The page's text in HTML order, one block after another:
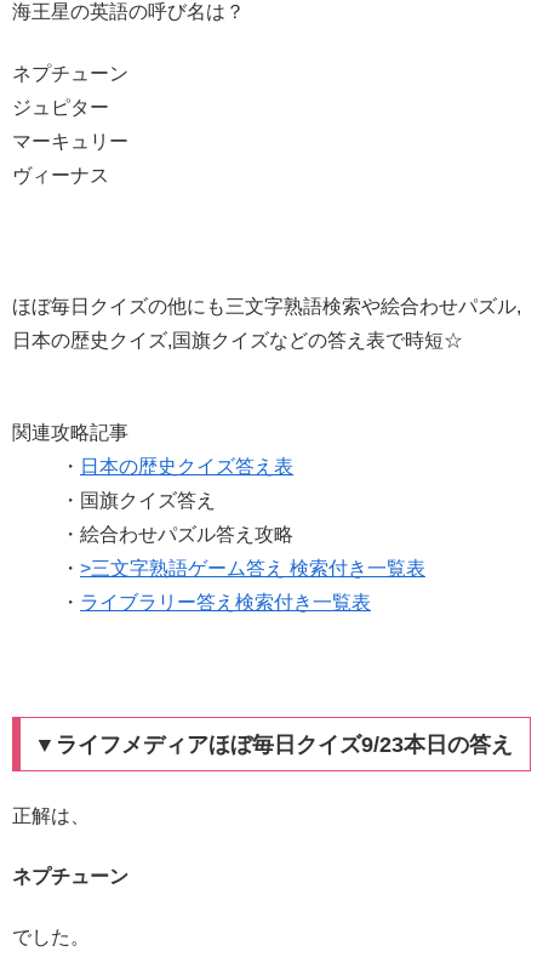
海王星の英語の呼び名は？
ネプチューン
ジュピター
マーキュリー
ヴィーナス
ほぼ毎日クイズの他にも三文字熟語検索や絵合わせパズル,
日本の歴史クイズ,国旗クイズなどの答え表で時短☆
関連攻略記事
・ 日本の歴史クイズ答え表
・国旗クイズ答え
・絵合わせパズル答え攻略
・ >三文字熟語ゲーム答え 検索付き一覧表
・ ライブラリー答え検索付き一覧表
▼ライフメディアほぼ毎日クイズ9/23本日の答え
正解は、
ネプチューン
でした。